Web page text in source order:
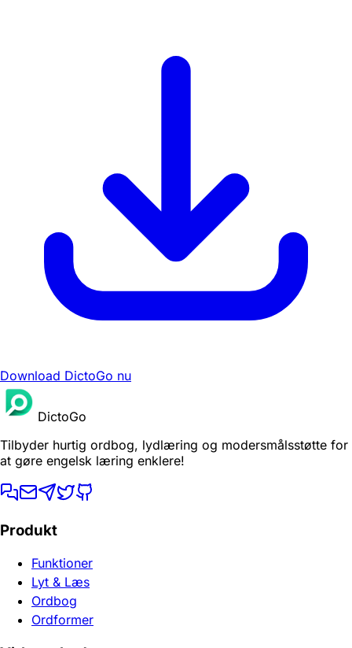
Download DictoGo nu
DictoGo
Tilbyder hurtig ordbog, lydlæring og modersmålsstøtte for
at gøre engelsk læring enklere!
Produkt
Funktioner
Lyt & Læs
Ordbog
Ordformer